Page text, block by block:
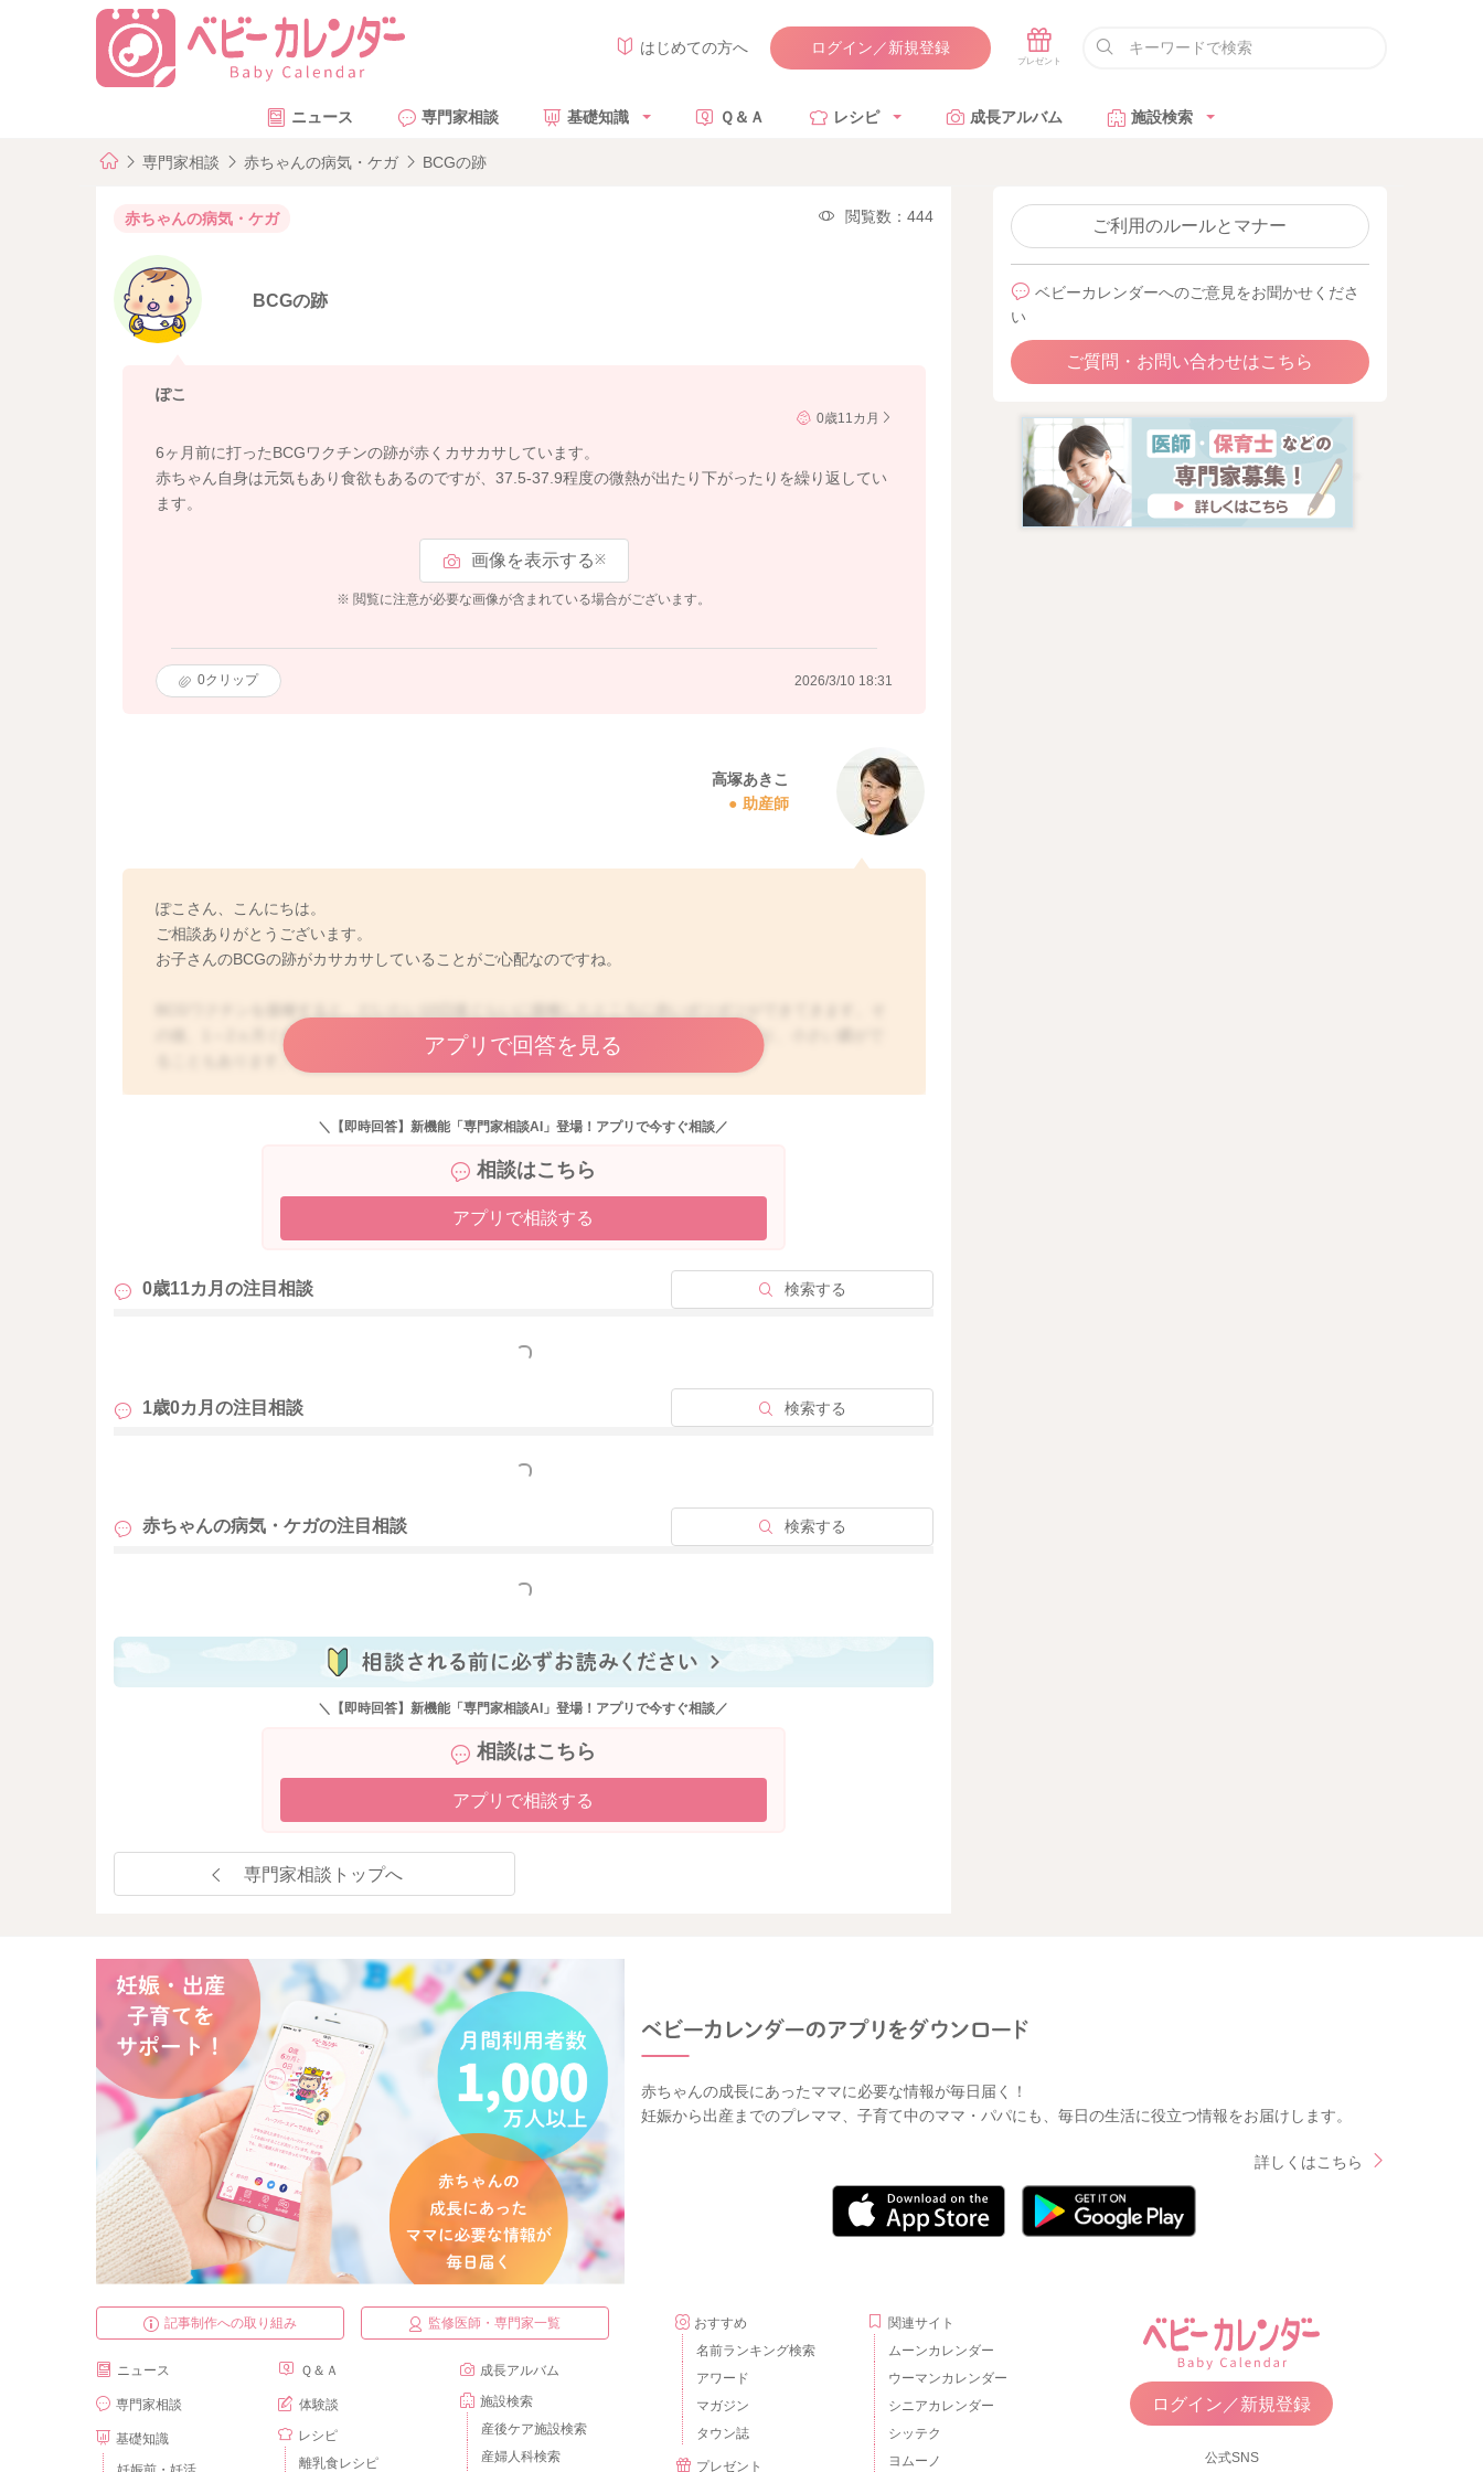
はじめての方へ ログイン／新規登録
ニュース 専門家相談 基礎知識 Ｑ＆Ａ レシピ 成長アルバム 施設検索
専門家相談 赤ちゃんの病気・ケガ BCGの跡
赤ちゃんの病気・ケガ 閲覧数：444
BCGの跡
ぽこ
0歳11カ月
6ヶ月前に打ったBCGワクチンの跡が赤くカサカサしています。
赤ちゃん自身は元気もあり食欲もあるのですが、37.5-37.9程度の微熱が出たり下がったりを繰り返してい
ます。
画像を表示する※
※ 閲覧に注意が必要な画像が含まれている場合がございます。
0クリップ 2026/3/10 18:31
高塚あきこ
助産師
ぽこさん、こんにちは。
ご相談ありがとうございます。
お子さんのBCGの跡がカサカサしていることがご心配なのですね。
の後、1～2ヵ月ぐらいたったころに反応が最も強くなり、接種部位がジュクジュクしたり、小さい膿がで
ることもあります。
り、皮膚トラブルが起こったりすることもありますよ。
微熱も繰り返しているということですので、一度接種なさった小児科でご相談いただくと安心かもしれま
アプリで回答を見る
2026/3/11 15:29
＼【即時回答】新機能「専門家相談AI」登場！アプリで今すぐ相談／
相談はこちら
アプリで相談する
0歳11カ月の注目相談 検索する
もっと見る
1歳0カ月の注目相談 検索する
もっと見る
赤ちゃんの病気・ケガの注目相談 検索する
もっと見る
＼【即時回答】新機能「専門家相談AI」登場！アプリで今すぐ相談／
相談はこちら
アプリで相談する
専門家相談トップへ
ご利用のルールとマナー
ベビーカレンダーへのご意見をお聞かせくださ
い
ご質問・お問い合わせはこちら
赤ちゃんの成長にあったママに必要な情報が毎日届く！
妊娠から出産までのプレママ、子育て中のママ・パパにも、毎日の生活に役立つ情報をお届けします。
詳しくはこちら
記事制作への取り組み 監修医師・専門家一覧
ニュース
専門家相談
基礎知識
Ｑ＆Ａ
体験談
レシピ
離乳食レシピ
成長アルバム
施設検索
産後ケア施設検索
産婦人科検索
おすすめ
名前ランキング検索
アワード
マガジン
タウン誌
プレゼント
関連サイト
ムーンカレンダー
ウーマンカレンダー
シニアカレンダー
シッテク
ヨムーノ
ログイン／新規登録
公式SNS